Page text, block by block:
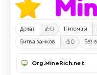
Донат 0 Питомцы
Битва замков 0 Без
Org.MineRich.net